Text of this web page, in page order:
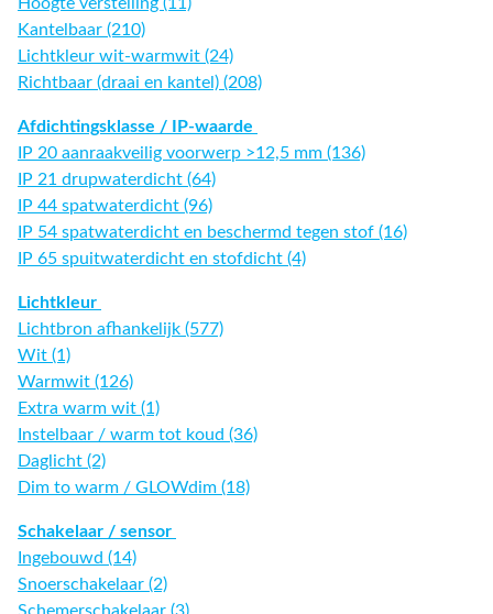
Kantelbaar (210)
Lichtkleur wit-warmwit (24)
Richtbaar (draai en kantel) (208)
Afdichtingsklasse / IP-waarde
IP 20 aanraakveilig voorwerp >12,5 mm (136)
IP 21 drupwaterdicht (64)
IP 44 spatwaterdicht (96)
IP 54 spatwaterdicht en beschermd tegen stof (16)
IP 65 spuitwaterdicht en stofdicht (4)
Lichtkleur
Lichtbron afhankelijk (577)
Wit (1)
Warmwit (126)
Extra warm wit (1)
Instelbaar / warm tot koud (36)
Daglicht (2)
Dim to warm / GLOWdim (18)
Schakelaar / sensor
Ingebouwd (14)
Snoerschakelaar (2)